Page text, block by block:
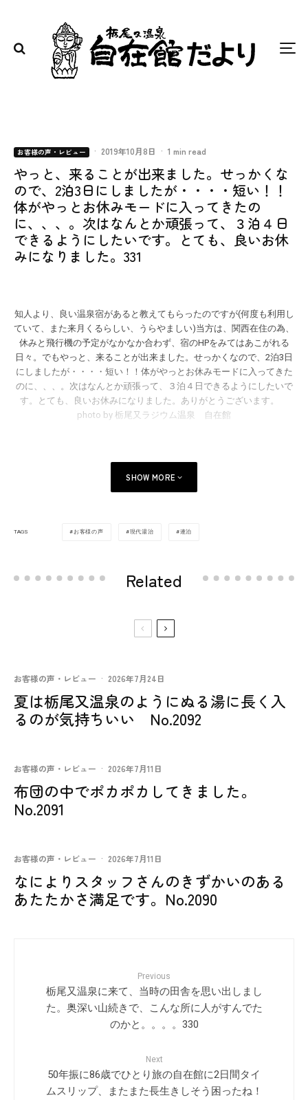
お客様の声・レビュー · 2019年10月8日 · 1 min read
やっと、来ることが出来ました。せっかくな
ので、2泊3日にしましたが・・・・短い！！
体がやっとお休みモードに入ってきたの
に、、、。次はなんとか頑張って、３泊４日
できるようにしたいです。とても、良いお休
みになりました。331
知人より、良い温泉宿があると教えてもらったのですが(何度も利用し
ていて、また来月くるらしい、うらやましい)当方は、関西在住の為、
休みと飛行機の予定がなかなか合わず、宿のHPをみてはあこがれる
日々。でもやっと、来ることが出来ました。せっかくなので、2泊3日
にしましたが・・・・短い！！体がやっとお休みモードに入ってきた
のに、、、。次はなんとか頑張って、３泊４日できるようにしたいで
す。とても、良いお休みになりました。ありがとうございます。
photo by 栃尾又ラジウム温泉 自在館
SHOW MORE
TAGS お客様の声 現代湯治 連泊
Related
お客様の声・レビュー · 2026年7月24日
夏は栃尾又温泉のようにぬる湯に長く入
るのが気持ちいい No.2092
お客様の声・レビュー · 2026年7月11日
布団の中でポカポカしてきました。
No.2091
お客様の声・レビュー · 2026年7月11日
なによりスタッフさんのきずかいのある
あたたかさ満足です。No.2090
Previous
栃尾又温泉に来て、当時の田舎を思い出しまし
た。奥深い山続きで、こんな所に人がすんでた
のかと。。。。330
Next
50年振に86歳でひとり旅の自在館に2日間タイ
ムスリップ、またまた長生きしそう困ったね！